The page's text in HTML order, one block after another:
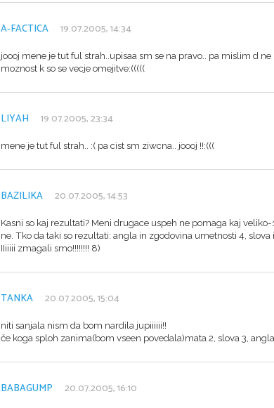
A-FACTICA 19.07.2005, 14:34
joooj mene je tut ful strah..upisaa sm se na pravo.. pa mislim d
moznost k so se vecje omejitve:(((((
LIYAH 19.07.2005, 23:34
mene je tut ful strah.. :( pa cist sm ziwcna.. joooj !!:(((
BAZILIKA 20.07.2005, 14:53
Kasni so kaj rezultati? Meni drugace uspeh ne pomaga kaj
ne. Tko da taki so rezultati: angla in zgodovina umetnosti 4, slova
IIiiiii zmagali smo!!!!!!!! 8)
TANKA 20.07.2005, 15:04
niti sanjala nism da bom nardila jupiiiiii!!
če koga sploh zanima(bom vseen povedala)mata 2, slova 3,
BABAGUMP 20.07.2005, 16:10